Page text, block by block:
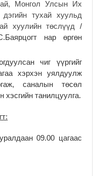
Монгол Улсын Их
тухай хуульд
хуулийн төслүүд /
нар өргөн
чиг үүргийг
хэрхэн уялдуулж
саналын төсөл
хэсгийн танилцуулга.
09.00 цагаас